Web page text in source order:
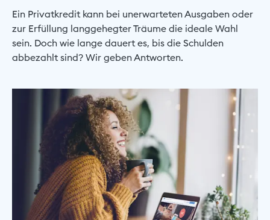
Ein Privatkredit kann bei unerwarteten Ausgaben oder
zur Erfüllung langgehegter Träume die ideale Wahl
sein. Doch wie lange dauert es, bis die Schulden
abbezahlt sind? Wir geben Antworten.